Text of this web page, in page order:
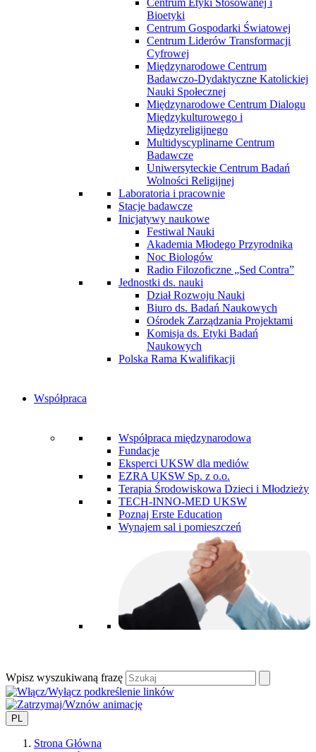
Centrum Etyki Stosowanej i
Bioetyki
Centrum Gospodarki Światowej
Centrum Liderów Transformacji
Cyfrowej
Międzynarodowe Centrum
Badawczo-Dydaktyczne Katolickiej
Nauki Społecznej
Międzynarodowe Centrum Dialogu
Międzykulturowego i
Międzyreligijnego
Multidyscyplinarne Centrum
Badawcze
Uniwersyteckie Centrum Badań
Wolności Religijnej
Laboratoria i pracownie
Stacje badawcze
Inicjatywy naukowe
Festiwal Nauki
Akademia Młodego Przyrodnika
Noc Biologów
Radio Filozoficzne „Sed Contra”
Jednostki ds. nauki
Dział Rozwoju Nauki
Biuro ds. Badań Naukowych
Ośrodek Zarządzania Projektami
Komisja ds. Etyki Badań
Naukowych
Polska Rama Kwalifikacji
Współpraca
Współpraca międzynarodowa
Fundacje
Eksperci UKSW dla mediów
EZRA UKSW Sp. z o.o.
Terapia Środowiskowa Dzieci i Młodzieży
TECH-INNO-MED UKSW
Poznaj Erste Education
Wynajem sal i pomieszczeń
Wpisz wyszukiwaną frazę
PL
Strona Główna